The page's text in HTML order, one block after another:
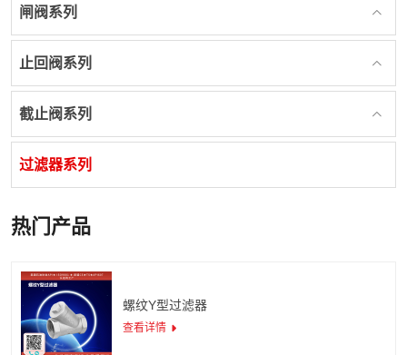
闸阀系列
止回阀系列
截止阀系列
过滤器系列
热门产品
螺纹Y型过滤器
查看详情